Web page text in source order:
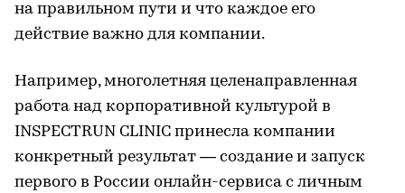
на правильном пути и что каждое его
действие важно для компании.
Например, многолетняя целенаправленная
работа над корпоративной культурой в
INSPECTRUN CLINIC принесла компании
конкретный результат — создание и запуск
первого в России онлайн-сервиса с личным